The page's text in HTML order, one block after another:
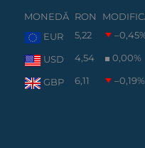
MONEDĂ RON
EUR
5,22 –0,45
USD 4,54 0,00%
GBP 6,11 –0,19%